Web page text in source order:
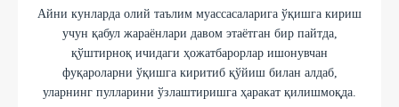
Айни кунларда олий таълим муассасаларига ўқишга кириш
учун қабул жараёнлари давом этаётган бир пайтда,
қўштирноқ ичидаги ҳожатбарорлар ишонувчан
фуқароларни ўқишга киритиб қўйиш билан алдаб,
уларнинг пулларини ўзлаштиришга ҳаракат қилишмоқда.